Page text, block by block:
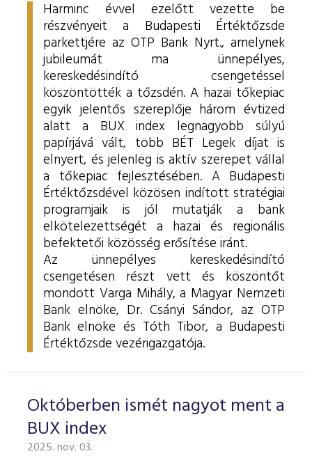
Harminc évvel ezelőtt vezette be
részvényeit a Budapesti Értéktőzsde
parkettjére az OTP Bank Nyrt., amelynek
jubileumát ma ünnepélyes,
kereskedésindító csengetéssel
köszöntötték a tőzsdén. A hazai tőkepiac
egyik jelentős szereplője három évtized
alatt a BUX index legnagyobb súlyú
papírjává vált, több BÉT Legek díjat is
elnyert, és jelenleg is aktív szerepet vállal
a tőkepiac fejlesztésében. A Budapesti
Értéktőzsdével közösen indított stratégiai
programjaik is jól mutatják a bank
elkötelezettségét a hazai és regionális
befektetői közösség erősítése iránt.
Az ünnepélyes kereskedésindító
csengetésen részt vett és köszöntőt
mondott Varga Mihály, a Magyar Nemzeti
Bank elnöke, Dr. Csányi Sándor, az OTP
Bank elnöke és Tóth Tibor, a Budapesti
Értéktőzsde vezérigazgatója.
Októberben ismét nagyot ment a
BUX index
2025. nov. 03.